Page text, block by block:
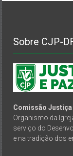
Sobre CJP-
Comissão Justiça
Organismo da
serviço do
e na tradição dos